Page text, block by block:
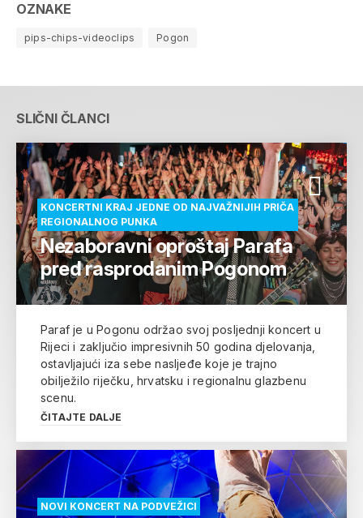
OZNAKE
pips-chips-videoclips Pogon
SLIČNI ČLANCI
KONCERTNI KRAJ JEDNE OD NAJVAŽNIJIH PRIČA
REGIONALNOG PUNKA
Nezaboravni oproštaj Parafa
pred rasprodanim Pogonom
Paraf je u Pogonu održao svoj posljednji koncert u
Rijeci i zaključio impresivnih 50 godina djelovanja,
ostavljajući iza sebe nasljeđe koje je trajno
obilježilo riječku, hrvatsku i regionalnu glazbenu
scenu.
ČITAJTE DALJE
NOVI KONCERT NA PODVEŽICI